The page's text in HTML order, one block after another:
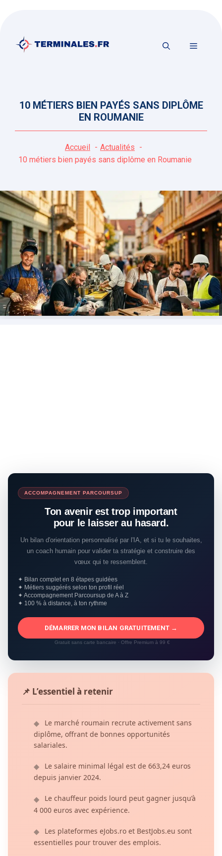
contenu
MENU
10 MÉTIERS BIEN PAYÉS SANS DIPLÔME
EN ROUMANIE
Accueil
Actualités
10 métiers bien payés sans diplôme en Roumanie
ACCOMPAGNEMENT PARCOURSUP
Ton avenir est trop important
pour le laisser au hasard.
Un bilan d'orientation personnalisé par l'IA, et si tu le souhaites,
un coach humain pour valider ta stratégie et construire des
vœux qui te ressemblent.
✦ Bilan complet en 8 étapes guidées
✦ Métiers suggérés selon ton profil réel
✦ Accompagnement Parcoursup de A à Z
✦ 100 % à distance, à ton rythme
DÉMARRER MON BILAN GRATUITEMENT →
Gratuit sans carte bancaire · Offre Premium à 99 €
📌 L’essentiel à retenir
◆
Le marché roumain recrute activement sans
diplôme, offrant de bonnes opportunités
salariales.
◆
Le salaire minimal légal est de 663,24 euros
depuis janvier 2024.
◆
Le chauffeur poids lourd peut gagner jusqu’à
4 000 euros avec expérience.
◆
Les plateformes eJobs.ro et BestJobs.eu sont
essentielles pour trouver des emplois.